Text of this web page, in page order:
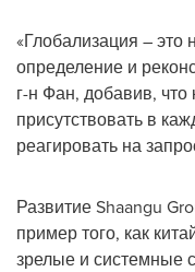
«Глобализация – это
определение и
г-н Фан, добавив,
присутствовать в
реагировать на
Развитие Shaangu
пример того, как
зрелые и системные